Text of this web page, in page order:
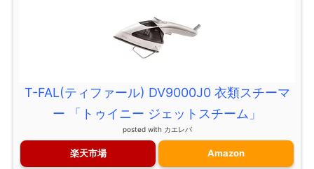
T-FAL(ティファール) DV9000J0 衣類スチーマ
ー 「トゥイニー ジェットスチーム」
posted with カエレバ
楽天市場 Amazon